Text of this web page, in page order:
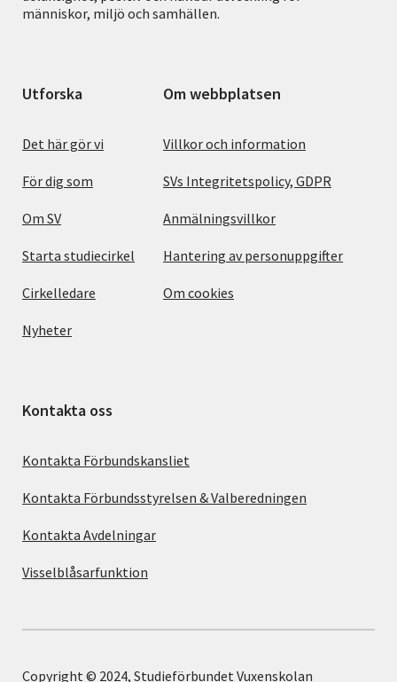
människor, miljö och samhällen.
Utforska
Det här gör vi
För dig som
Om SV
Starta studiecirkel
Cirkelledare
Nyheter
Om webbplatsen
Villkor och information
SVs Integritetspolicy, GDPR
Anmälningsvillkor
Hantering av personuppgifter
Om cookies
Kontakta oss
Kontakta Förbundskansliet
Kontakta Förbundsstyrelsen & Valberedningen
Kontakta Avdelningar
Visselblåsarfunktion
Copyright © 2024, Studieförbundet Vuxenskolan